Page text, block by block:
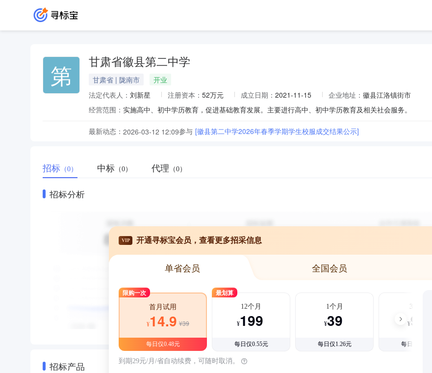
第 甘肃省徽县第二中学
甘肃省 | 陇南市
开业
法定代表人： 刘新星 注册资本： 52万元 成立日期： 2021-11-15 企业地址： 徽县江洛镇街市
经营范围： 实施高中、初中学历教育，促进基础教育发展。主要进行高中、初中学历教育及相关社会服务。
最新动态： 2026-03-12 12:09参与 [徽县第二中学2026年春季学期学生校服成交结果公示]
招标 （0） 中标 （0） 代理 （0）
招标分析
招标产品
VIP 开通寻标宝会员，查看更多招采信息
单省会员 全国会员
限购一次
首月试用
¥14.9 ¥39
每日仅0.48元
最划算
12个月
¥199
每日仅0.55元
1个月
¥39
每日仅1.26元
3个月
¥99
每日仅1.08元
到期29元/月/省自动续费，可随时取消。